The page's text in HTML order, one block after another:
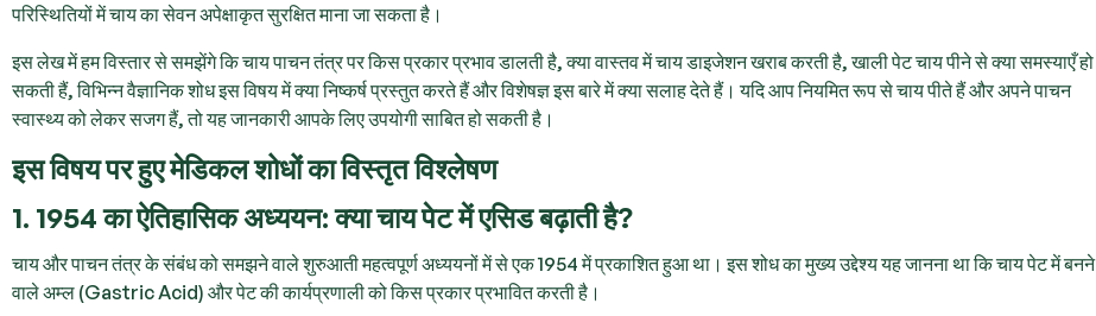
परिस्थितियों में चाय का सेवन अपेक्षाकृत सुरक्षित माना जा सकता है।
इस लेख में हम विस्तार से समझेंगे कि चाय पाचन तंत्र पर किस प्रकार प्रभाव डालती है, क्या वास्तव में चाय डाइजेशन खराब करती है, खाली पेट चाय पीने से क्या समस्याएँ हो
सकती हैं, विभिन्न वैज्ञानिक शोध इस विषय में क्या निष्कर्ष प्रस्तुत करते हैं और विशेषज्ञ इस बारे में क्या सलाह देते हैं। यदि आप नियमित रूप से चाय पीते हैं और अपने पाचन
स्वास्थ्य को लेकर सजग हैं, तो यह जानकारी आपके लिए उपयोगी साबित हो सकती है।
इस विषय पर हुए मेडिकल शोधों का विस्तृत विश्लेषण
1. 1954 का ऐतिहासिक अध्ययन: क्या चाय पेट में एसिड बढ़ाती है?
चाय और पाचन तंत्र के संबंध को समझने वाले शुरुआती महत्वपूर्ण अध्ययनों में से एक 1954 में प्रकाशित हुआ था। इस शोध का मुख्य उद्देश्य यह जानना था कि चाय पेट में बनने
वाले अम्ल (Gastric Acid) और पेट की कार्यप्रणाली को किस प्रकार प्रभावित करती है।